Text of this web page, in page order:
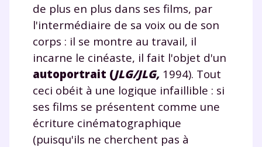
de plus en plus dans ses films, par
l'intermédiaire de sa voix ou de son
corps : il se montre au travail, il
incarne le cinéaste, il fait l'objet d'un
autoportrait (JLG/JLG, 1994). Tout
ceci obéit à une logique infaillible : si
ses films se présentent comme une
écriture cinématographique
(puisqu'ils ne cherchent pas à
* Votre code d'accès sera envoyé à cette adresse e-mail. En
renseignant votre e-mail, vous consentez à ce que vos
données à caractère personnel soient traitées par SEJER, sous
la marque myMaxicours, afin que SEJER puisse vous donner
accès au service de soutien scolaire pendant 24h. Pour en
savoir plus sur la gestion de vos données personnelles et
pour exercer vos droits, vous pouvez consulternotre
charte.
J’accepte de recevoir les actualités et des
communications de la part de
myMaxicours.